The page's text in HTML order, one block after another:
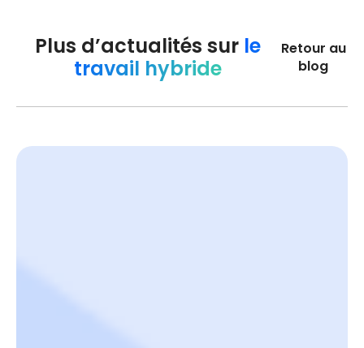
Plus d’actualités sur le
travail hybride
Retour au
blog